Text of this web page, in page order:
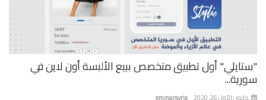
"ستايلي" أول تطبيق متخصص ببيع الألبسة أون لاين في
سورية...
emmarsyria كانون الأول 26, 2020